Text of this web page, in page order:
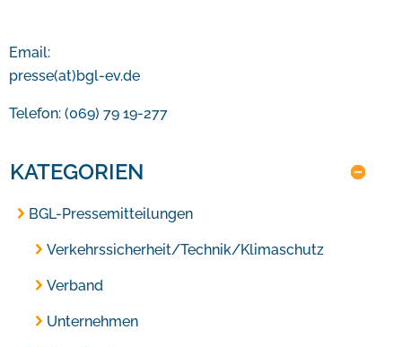
Email:
presse(at)bgl-ev.de
Telefon: (069) 79 19-277
KATEGORIEN
BGL-Pressemitteilungen
Verkehrssicherheit/Technik/Klimaschutz
Verband
Unternehmen